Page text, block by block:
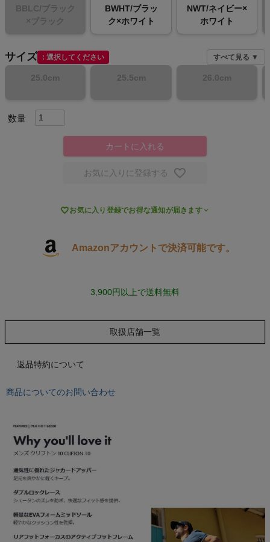
メンズスポーツウェア
レディーススポーツウェア
スポーツシューズ
もっと見る
もっと見る
オン On
スポーツマリオTOP
ベースボールマリオ（野球商品）
BBLC/ブラック
×ブラック
BWHT/ブラッ
ク×ホワイト
NWT/ネイビー×
ホワイト
サイズ 選択してください すべて見る ▼
25.0cm 25.5cm 26.0cm
カートに入れる
お気に入りに登録する
お気に入り登録でお得な通知が届きます
Amazonアカウントで決済可能です。
3,900円以上で送料無料
取扱店舗一覧
返品特約について
商品についてのお問い合わせ